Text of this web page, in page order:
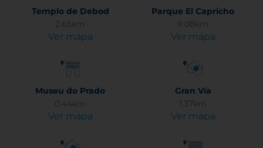
Templo de Debod
2.65km
Ver mapa
Parque El Capricho
9.08km
Ver mapa
Museu do Prado
0.44km
Ver mapa
Gran Vía
1.37km
Ver mapa